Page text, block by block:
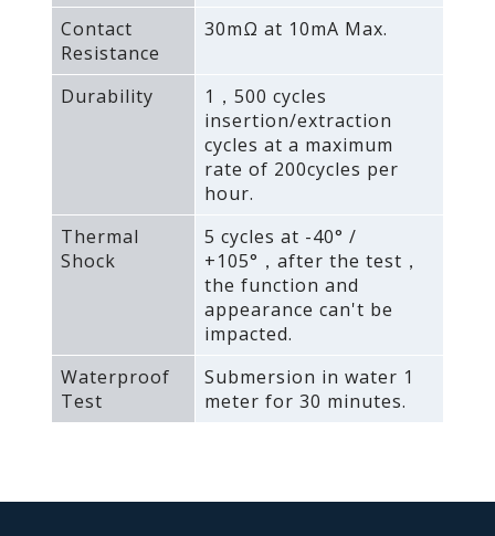
Contact
Resistance
30mΩ at 10mA Max.
Durability
1，500 cycles
insertion/extraction
cycles at a maximum
rate of 200cycles per
hour.
Thermal
Shock
5 cycles at -40° /
+105°，after the test，
the function and
appearance can't be
impacted.
Waterproof
Test
Submersion in water 1
meter for 30 minutes.